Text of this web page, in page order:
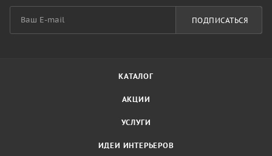
ПОДПИСАТЬСЯ
КАТАЛОГ
АКЦИИ
УСЛУГИ
ИДЕИ ИНТЕРЬЕРОВ